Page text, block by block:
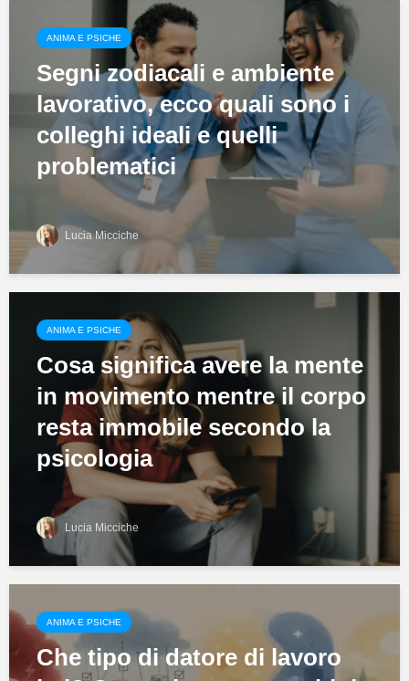
ANIMA E PSICHE
Segni zodiacali e ambiente
lavorativo, ecco quali sono i
colleghi ideali e quelli
problematici
Lucia Micciche
ANIMA E PSICHE
Cosa significa avere la mente
in movimento mentre il corpo
resta immobile secondo la
psicologia
Lucia Micciche
ANIMA E PSICHE
Che tipo di datore di lavoro